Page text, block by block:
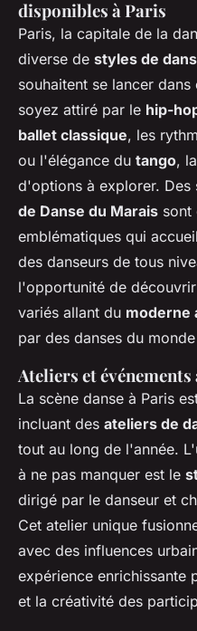
disponibles à Paris
Paris, la capitale de la
diverse de styles de
souhaitent se lancer
soyez attiré par le hip-
ballet classique, les
ou l'élégance du tango,
d'options à explorer. Des
de Danse du Marais sont
emblématiques qui
des danseurs de tous
l'opportunité de
variés allant du moderne
par des danses du
Ateliers et événements
La scène danse à Paris
incluant des ateliers de
tout au long de l'année.
à ne pas manquer est le
dirigé par le danseur et
Cet atelier unique
avec des influences
expérience enrichissante
et la créativité des